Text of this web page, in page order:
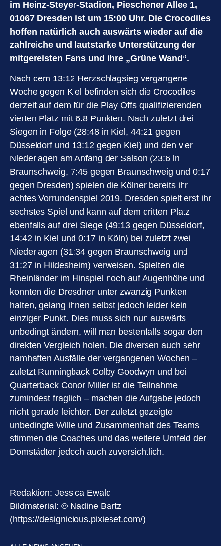
im Heinz-Steyer-Stadion, Pieschener Allee 1,
01067 Dresden ist um 15:00 Uhr. Die Crocodiles
hoffen natürlich auch auswärts wieder auf die
zahlreiche und lautstarke Unterstützung der
mitgereisten Fans und ihre „Grüne Wand“.
Nach dem 13:12 Herzschlagsieg vergangene
Woche gegen Kiel befinden sich die Crocodiles
derzeit auf dem für die Play Offs qualifizierenden
vierten Platz mit 6:8 Punkten. Nach zuletzt drei
Siegen in Folge (28:48 in Kiel, 44:21 gegen
Düsseldorf und 13:12 gegen Kiel) und den vier
Niederlagen am Anfang der Saison (23:6 in
Braunschweig, 7:45 gegen Braunschweig und 0:17
gegen Dresden) spielen die Kölner bereits ihr
achtes Vorrundenspiel 2019. Dresden spielt erst ihr
sechstes Spiel und kann auf dem dritten Platz
ebenfalls auf drei Siege (49:13 gegen Düsseldorf,
14:42 in Kiel und 0:17 in Köln) bei zuletzt zwei
Niederlagen (31:34 gegen Braunschweig und
31:27 in Hildesheim) verweisen. Spielten die
Rheinländer im Hinspiel noch auf Augenhöhe und
konnten die Dresdner unter zwanzig Punkten
halten, gelang ihnen selbst jedoch leider kein
einziger Punkt. Dies muss sich nun auswärts
unbedingt ändern, will man bestenfalls sogar den
direkten Vergleich holen. Die diversen auch sehr
namhaften Ausfälle der vergangenen Wochen –
zuletzt Runningback Colby Goodwyn und bei
Quarterback Conor Miller ist die Teilnahme
zumindest fraglich – machen die Aufgabe jedoch
nicht gerade leichter. Der zuletzt gezeigte
unbedingte Wille und Zusammenhalt des Teams
stimmen die Coaches und das weitere Umfeld der
Domstädter jedoch auch zuversichtlich.
Redaktion: Jessica Ewald
Bildmaterial: © Nadine Bartz
(https://designicious.pixieset.com/)